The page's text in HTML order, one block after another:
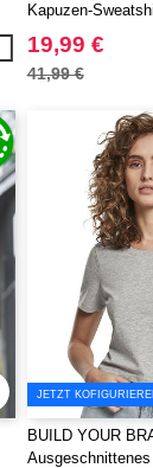
Kapuzen-
Reißverschluss
19,99 €
41,99 €
JETZT
BUILD YOUR